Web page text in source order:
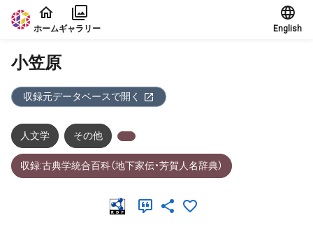
本文に飛ぶ
ホームギャラリー English
小笠原
収録元データベースで開く
人文学 その他
収録:古典学統合百科（地下家伝・芳賀人名辞典）